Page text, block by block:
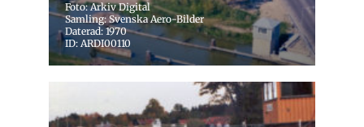
Foto: Arkiv Digital
Samling: Svenska Aero-Bilder
Daterad: 1970
ID: ARDI00110